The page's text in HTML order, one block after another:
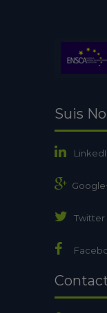
Suis
Twitter